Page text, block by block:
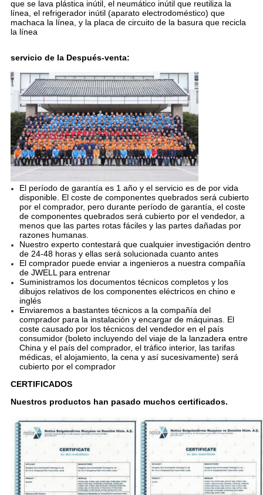
que se lava plástica inútil, el neumático inútil que reutiliza la
línea, el refrigerador inútil (aparato electrodoméstico) que
machaca la línea, y la placa de circuito de la basura que recicla
la línea
servicio de la Después-venta:
El período de garantía es 1 año y el servicio es de por vida
disponible. El coste de componentes quebrados será cubierto
por el comprador, pero durante período de garantía, el coste
de componentes quebrados será cubierto por el vendedor, a
menos que las partes rotas fáciles y las partes dañadas por
razones humanas.
Nuestro experto contestará que cualquier investigación dentro
de 24-48 horas y ellas será solucionada cuanto antes
El comprador puede enviar a ingenieros a nuestra compañía
de JWELL para entrenar
Suministramos los documentos técnicos completos y los
dibujos relativos de los componentes eléctricos en chino e
inglés
Enviaremos a bastantes técnicos a la compañía del
comprador para la instalación y encargar de máquinas. El
coste causado por los técnicos del vendedor en el país
consumidor (boleto incluyendo del viaje de la lanzadera entre
China y el país del comprador, el tráfico interior, las tarifas
médicas, el alojamiento, la cena y así sucesivamente) será
cubierto por el comprador
CERTIFICADOS
Nuestros productos han pasado muchos certificados.